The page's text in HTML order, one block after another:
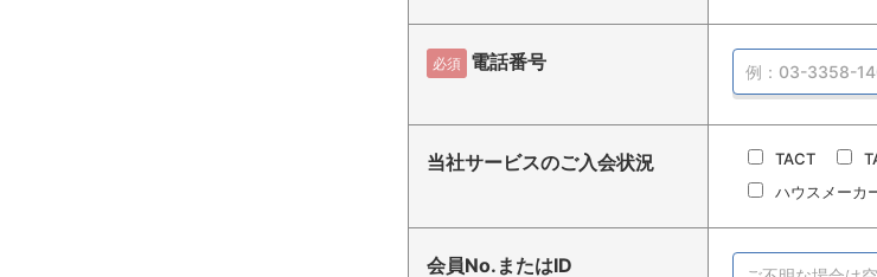
必須 電話番号
当社サービスのご入会状況 TACT
ハウスメーカ
会員No.またはID